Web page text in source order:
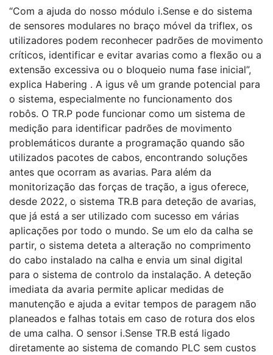
“Com a ajuda do nosso módulo i.Sense e do sistema
de sensores modulares no braço móvel da triflex, os
utilizadores podem reconhecer padrões de movimento
críticos, identificar e evitar avarias como a flexão ou a
extensão excessiva ou o bloqueio numa fase inicial”,
explica Habering . A igus vê um grande potencial para
o sistema, especialmente no funcionamento dos
robôs. O TR.P pode funcionar como um sistema de
medição para identificar padrões de movimento
problemáticos durante a programação quando são
utilizados pacotes de cabos, encontrando soluções
antes que ocorram as avarias. Para além da
monitorização das forças de tração, a igus oferece,
desde 2022, o sistema TR.B para deteção de avarias,
que já está a ser utilizado com sucesso em várias
aplicações por todo o mundo. Se um elo da calha se
partir, o sistema deteta a alteração no comprimento
do cabo instalado na calha e envia um sinal digital
para o sistema de controlo da instalação. A deteção
imediata da avaria permite aplicar medidas de
manutenção e ajuda a evitar tempos de paragem não
planeados e falhas totais em caso de rotura dos elos
de uma calha. O sensor i.Sense TR.B está ligado
diretamente ao sistema de comando PLC sem custos